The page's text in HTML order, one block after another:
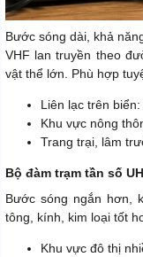
Bước sóng dài, khả
VHF lan truyền theo
vật thể lớn. Phù hợp
Liên lạc trên
Khu vực nông
Trang trại, lâm
Bộ đàm trạm tần số
Bước sóng ngắn hơn,
tông, kính, kim loại tốt
Khu vực đô thị